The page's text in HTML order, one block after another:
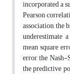
incorporated a
Pearson
association, the
underestimate
mean square
error, the
the predictive